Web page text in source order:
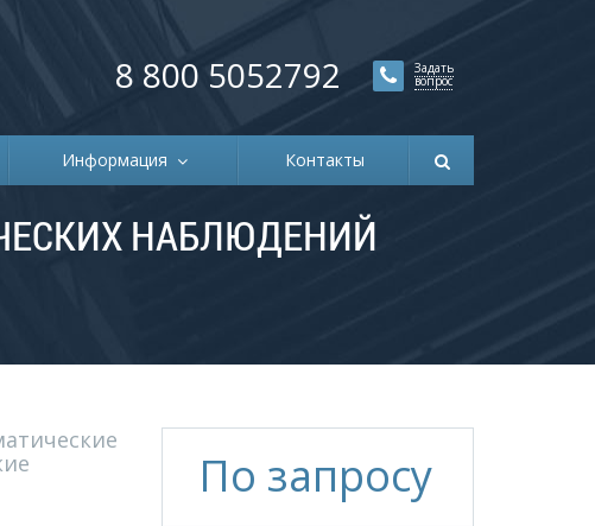
Задать
вопрос
8 800 5052792
Информация Контакты
НАБЛЮДЕНИЙ
По запросу